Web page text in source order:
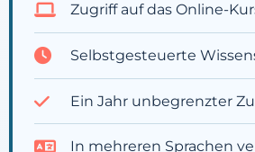
Zugriff auf das Online-
Selbstgesteuerte
Ein Jahr unbegrenzter
In mehreren Sprachen